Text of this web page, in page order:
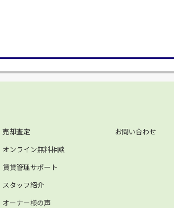
売却査定
オンライン無料相談
賃貸管理サポート
スタッフ紹介
オーナー様の声
お問い合わせ